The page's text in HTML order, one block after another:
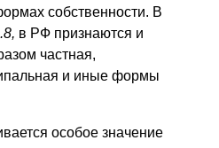
собственности. В
в РФ признаются и
частная,
и иные формы
особое значение